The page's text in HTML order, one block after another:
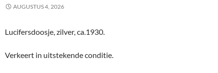
AUGUSTUS 4, 2026
Lucifersdoosje, zilver, ca.1930.
Verkeert in uitstekende conditie.